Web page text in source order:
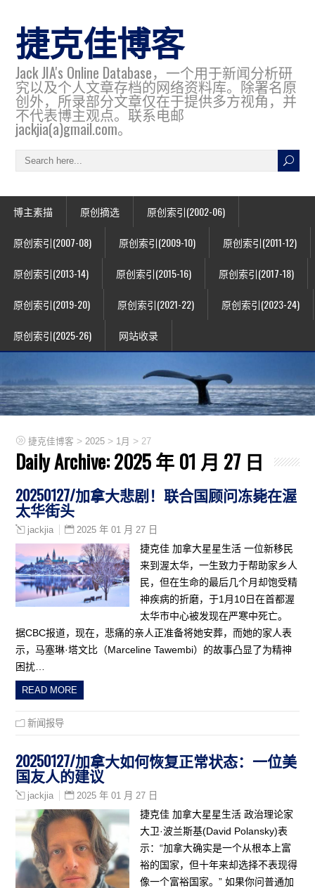
捷克佳博客
Jack JIA's Online Database，一个用于新闻分析研
究以及个人文章存档的网络资料库。除署名原
创外，所录部分文章仅在于提供多方视角，并
不代表博主观点。联系电邮
jackjia(a)gmail.com。
博主素描 原创摘选 原创索引(2002-06)
原创索引(2007-08) 原创索引(2009-10) 原创索引(2011-12)
原创索引(2013-14) 原创索引(2015-16) 原创索引(2017-18)
原创索引(2019-20) 原创索引(2021-22) 原创索引(2023-24)
原创索引(2025-26) 网站收录
捷克佳博客 > 2025 > 1月 > 27
Daily Archive:2025 年 01 月 27 日
20250127/加拿大悲剧！联合国顾问冻毙在渥
太华街头
jackjia 2025 年 01 月 27 日
捷克佳 加拿大星星生活 一位新移民
来到渥太华，一生致力于帮助家乡人
民，但在生命的最后几个月却饱受精
神疾病的折磨，于1月10日在首都渥
太华市中心被发现在严寒中死亡。
据CBC报道，现在，悲痛的亲人正准备将她安葬，而她的家人表
示，马塞琳·塔文比（Marceline Tawembi）的故事凸显了为精神
困扰…
READ MORE
新闻报导
20250127/加拿大如何恢复正常状态：一位美
国友人的建议
jackjia 2025 年 01 月 27 日
捷克佳 加拿大星星生活 政治理论家
大卫·波兰斯基(David Polansky)表
示：“加拿大确实是一个从根本上富
裕的国家，但十年来却选择不表现得
像一个富裕国家。” 如果你问普通加